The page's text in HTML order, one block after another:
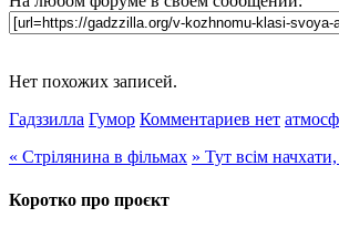
Нет похожих записей.
Гадззилла Гумор Комментариев нет
« Стрілянина в фільмах » Тут всім
Коротко про проєкт